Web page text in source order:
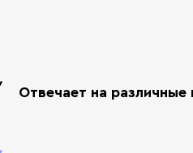
Отвечает на различные